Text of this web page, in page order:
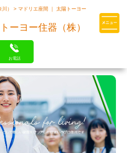
の厳しい基準を
川）>マドリエ座間 ｜ 太陽トーヨー
ーヨー住器（株）
お電話